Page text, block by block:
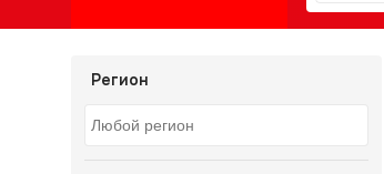
Регион